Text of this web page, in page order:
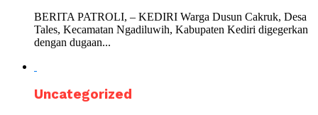
BERITA PATROLI, – KEDIRI Warga Dusun Cakruk, Desa
Tales, Kecamatan Ngadiluwih, Kabupaten Kediri digegerkan
dengan dugaan...
Uncategorized